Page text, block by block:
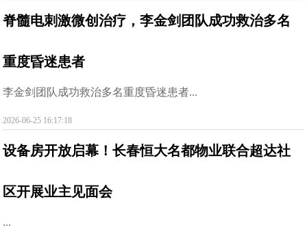
脊髓电刺激微创治疗，李金剑团队成功救治多名
重度昏迷患者
李金剑团队成功救治多名重度昏迷患者...
2026-06-25 16:17:18
设备房开放启幕！长春恒大名都物业联合超达社
区开展业主见面会
...